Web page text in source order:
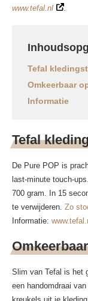
www.tefal.nl
.
Tefal
Omkeerbaar
Informatie
Tefal
De Pure POP is
last-minute touch-
700 gram. In 15
te verwijderen. Zo
Informatie:
Slim van Tefal is het
een handomdraai